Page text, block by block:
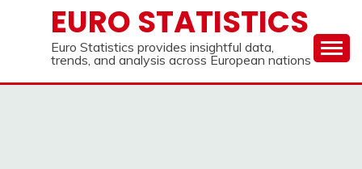
EURO STATISTICS
Euro Statistics provides insightful data,
trends, and analysis across European nations